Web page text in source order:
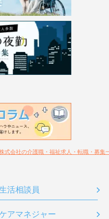
式会社の介護職・福祉求人・転職・募集
活相談員
アマネジャー